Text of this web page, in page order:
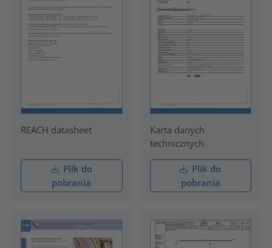
REACH datasheet
Plik do
pobrania
Karta danych
technicznych
Plik do
pobrania